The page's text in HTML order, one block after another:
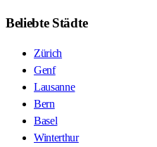
Beliebte Städte
Zürich
Genf
Lausanne
Bern
Basel
Winterthur